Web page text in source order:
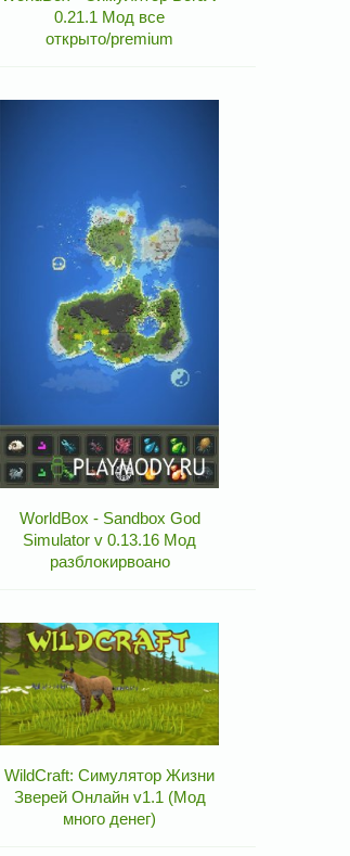
0.21.1 Мод все
открыто/premium
WorldBox - Sandbox God
Simulator v 0.13.16 Мод
разблокирвоано
WildCraft: Симулятор Жизни
Зверей Онлайн v1.1 (Мод
много денег)